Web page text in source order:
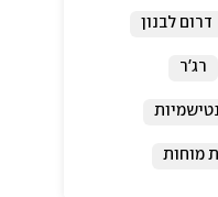
דרום לבנון
רג'ר
מוחות